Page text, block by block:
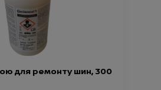
для ремонту шин, 300